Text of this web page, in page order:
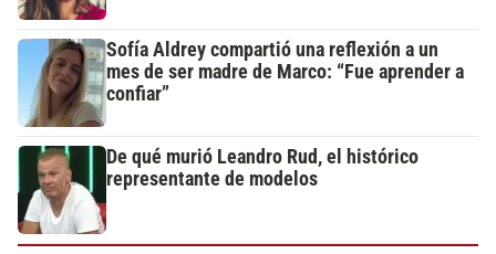
Sofía Aldrey compartió una reflexión a un
mes de ser madre de Marco: “Fue aprender a
confiar”
De qué murió Leandro Rud, el histórico
representante de modelos